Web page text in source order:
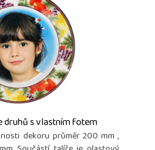
druhů s vlastním fotem
dekoru průměr 200 mm ,